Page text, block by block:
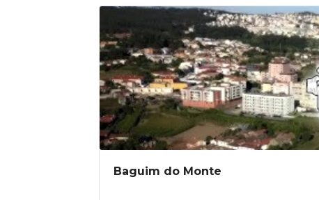
Baguim do Monte